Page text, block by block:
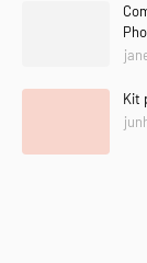
Kit